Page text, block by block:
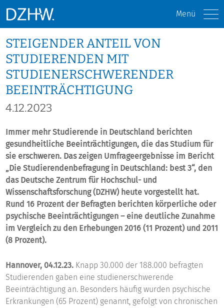
Menü
STEIGENDER ANTEIL VON
STUDIERENDEN MIT
STUDIENERSCHWERENDER
BEEINTRÄCHTIGUNG
4.12.2023
Immer mehr Studierende in Deutschland berichten
gesundheitliche Beeinträchtigungen, die das Studium für
sie erschweren. Das zeigen Umfrageergebnisse im Bericht
„Die Studierendenbefragung in Deutschland: best 3“, den
das Deutsche Zentrum für Hochschul- und
Wissenschaftsforschung (DZHW) heute vorgestellt hat.
Rund 16 Prozent der Befragten berichten körperliche oder
psychische Beeinträchtigungen – eine deutliche Zunahme
im Vergleich zu den Erhebungen 2016 (11 Prozent) und 2011
(8 Prozent).
Hannover, 04.12.23. Knapp 30.000 der 188.000 befragten
Studierenden gaben eine studienerschwerende
Beeinträchtigung an. Besonders häufig wurden psychische
Erkrankungen (65 Prozent) genannt, gefolgt von chronischen